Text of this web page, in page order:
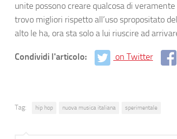
unite possono creare qualcosa di
trovo migliori rispetto all’uso spropositato
alto le ha, ora sta solo a lui riuscire ad
Condividi l'articolo: on Twitter
Tag: hip hop nuova musica italiana sperimentale